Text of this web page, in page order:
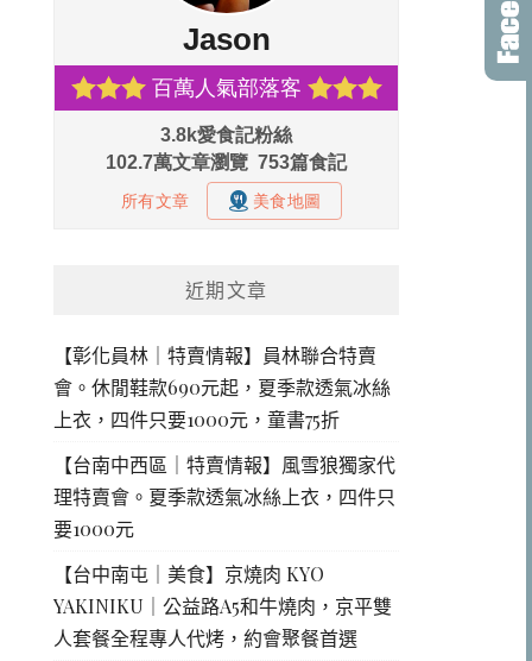
近期文章
【彰化員林｜特賣情報】員林聯合特賣
會。休閒鞋款690元起，夏季款透氣冰絲
上衣，四件只要1000元，童書75折
【台南中西區｜特賣情報】風雪狼獨家代
理特賣會。夏季款透氣冰絲上衣，四件只
要1000元
【台中南屯｜美食】京燒肉 KYO
YAKINIKU｜公益路A5和牛燒肉，京平雙
人套餐全程專人代烤，約會聚餐首選